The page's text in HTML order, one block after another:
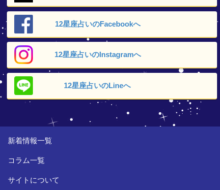
12星座占いのFacebookへ
12星座占いのInstagramへ
12星座占いのLineへ
新着情報一覧
コラム一覧
サイトについて